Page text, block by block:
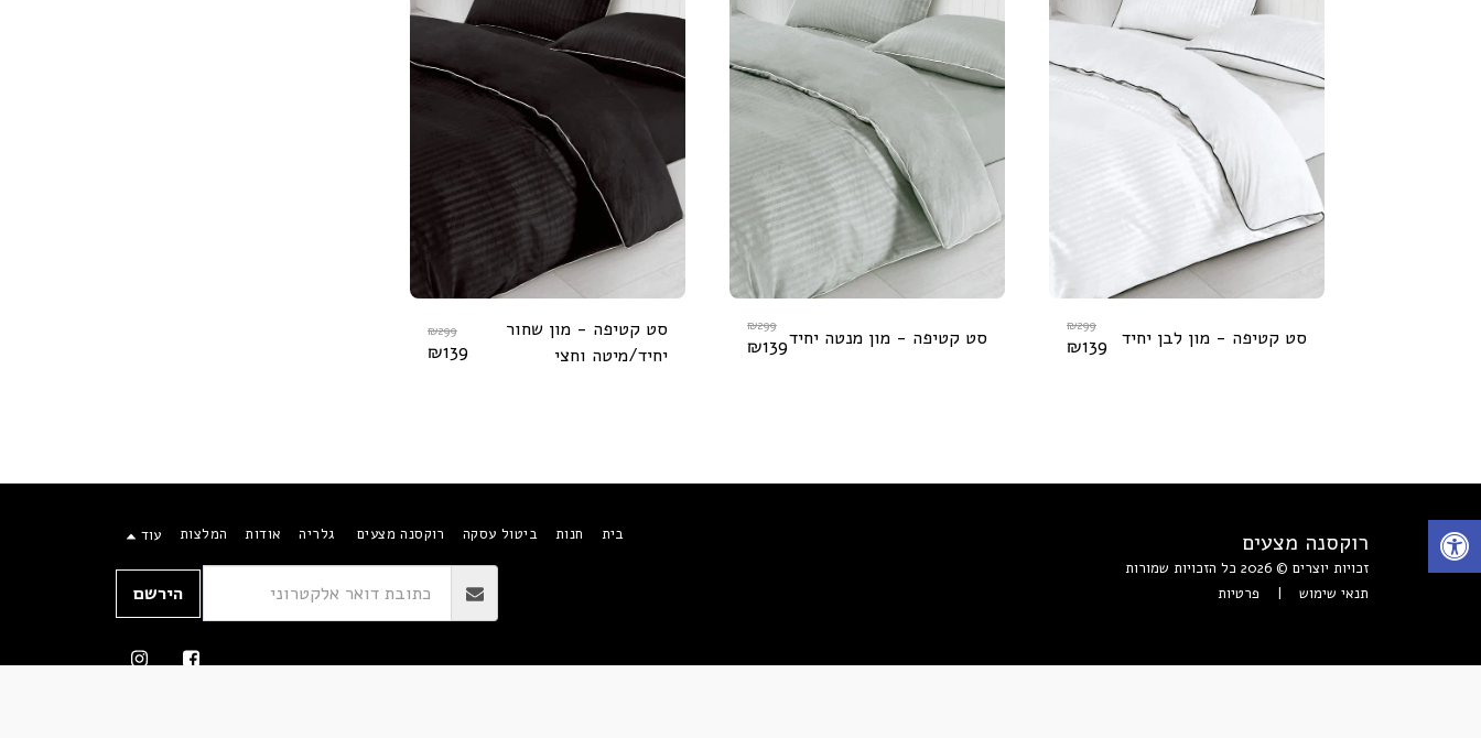
סט קטיפה - מון לבן יחיד ₪299
₪139 סט קטיפה - מון מנטה יחיד ₪299
₪139
סט קטיפה - מון שחור
יחיד/מיטה וחצי
₪299
₪139
רוקסנה מצעים
זכויות יוצרים © 2026 כל הזכויות שמורות
תנאי שימוש
פרטיות
בית חנות ביטול עסקה רוקסנה מצעים גלריה אודות המלצות עוד
הירשם